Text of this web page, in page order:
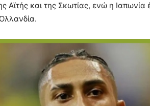
Αϊτής και της Σκωτίας, ενώ η